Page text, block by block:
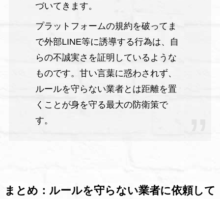
づいてきます。
プラットフォームの規約を破ってま
で外部LINE等に誘導する行為は、自
らの不誠実さを証明しているような
ものです。甘い言葉に惑わされず、
ルールを守らない業者とは距離を置
くことが身を守る最大の防衛策で
す。
まとめ：ルールを守らない業者に依頼して